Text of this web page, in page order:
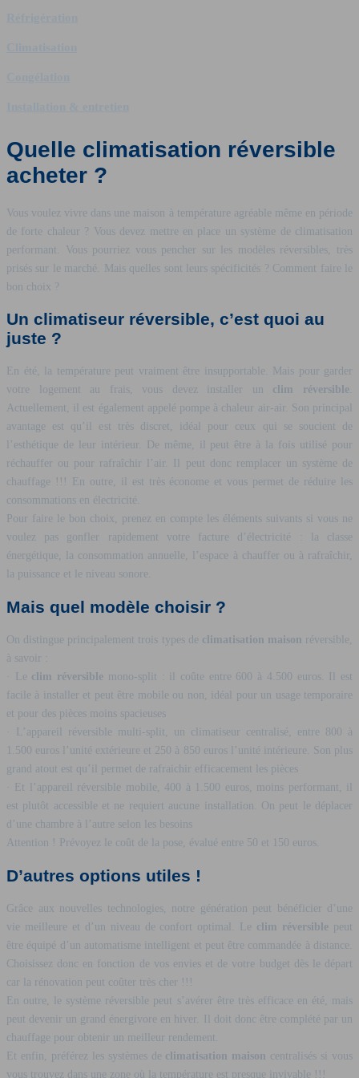
Quelle climatisation réversible
acheter ?
Vous voulez vivre dans une maison à température agréable même en période
de forte chaleur ? Vous devez mettre en place un système de climatisation
performant. Vous pourriez vous pencher sur les modèles réversibles, très
prisés sur le marché. Mais quelles sont leurs spécificités ? Comment faire le
bon choix ?
Un climatiseur réversible, c’est quoi au
juste ?
En été, la température peut vraiment être insupportable. Mais pour garder
votre logement au frais, vous devez installer un clim réversible.
Actuellement, il est également appelé pompe à chaleur air-air. Son principal
avantage est qu’il est très discret, idéal pour ceux qui se soucient de
l’esthétique de leur intérieur. De même, il peut être à la fois utilisé pour
réchauffer ou pour rafraîchir l’air. Il peut donc remplacer un système de
chauffage !!! En outre, il est très économe et vous permet de réduire les
consommations en électricité.
Pour faire le bon choix, prenez en compte les éléments suivants si vous ne
voulez pas gonfler rapidement votre facture d’électricité : la classe
énergétique, la consommation annuelle, l’espace à chauffer ou à rafraîchir,
la puissance et le niveau sonore.
Mais quel modèle choisir ?
On distingue principalement trois types de climatisation maison réversible,
à savoir :
· Le clim réversible mono-split : il coûte entre 600 à 4.500 euros. Il est
facile à installer et peut être mobile ou non, idéal pour un usage temporaire
et pour des pièces moins spacieuses
· L’appareil réversible multi-split, un climatiseur centralisé, entre 800 à
1.500 euros l’unité extérieure et 250 à 850 euros l’unité intérieure. Son plus
grand atout est qu’il permet de rafraichir efficacement les pièces
· Et l’appareil réversible mobile, 400 à 1.500 euros, moins performant, il
est plutôt accessible et ne requiert aucune installation. On peut le déplacer
d’une chambre à l’autre selon les besoins
Attention ! Prévoyez le coût de la pose, évalué entre 50 et 150 euros.
D’autres options utiles !
Grâce aux nouvelles technologies, notre génération peut bénéficier d’une
vie meilleure et d’un niveau de confort optimal. Le clim réversible peut
être équipé d’un automatisme intelligent et peut être commandée à distance.
Choisissez donc en fonction de vos envies et de votre budget dès le départ
car la rénovation peut coûter très cher !!!
En outre, le système réversible peut s’avérer être très efficace en été, mais
peut devenir un grand énergivore en hiver. Il doit donc être complété par un
chauffage pour obtenir un meilleur rendement.
Et enfin, préférez les systèmes de climatisation maison centralisés si vous
vous trouvez dans une zone où la température est presque invivable !!!